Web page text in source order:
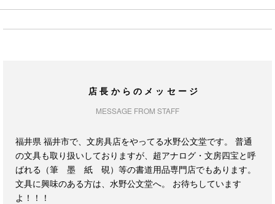
店長からのメッセージ
MESSAGE FROM STAFF
福井県 福井市で、文房具店をやってる水野公文堂です。 普通
の文具も取り扱いしておりますが、超アナログ・文房四宝と呼
ばれる（筆 墨 紙 硯）等の書道用品専門店でもあります。
文具に興味のある方は、水野公文堂へ。 お待ちしています
よ！！！